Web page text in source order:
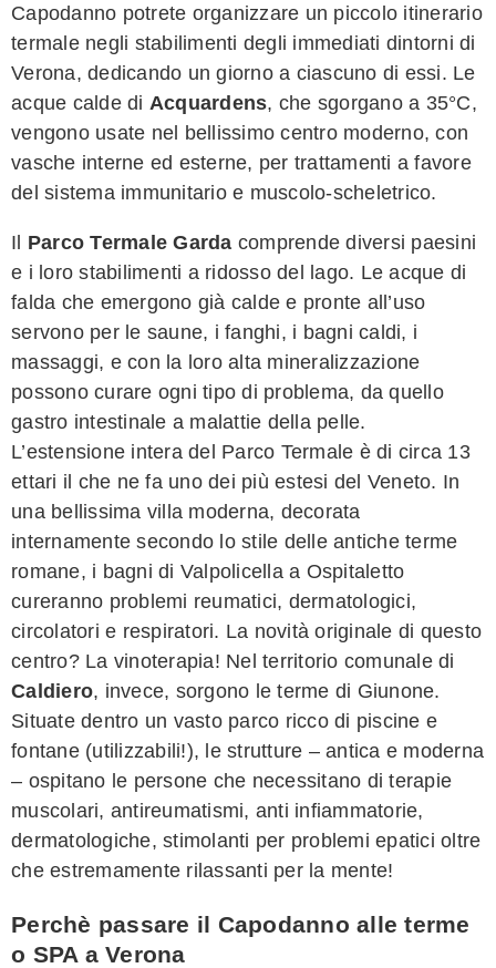
Capodanno potrete organizzare un piccolo itinerario
termale negli stabilimenti degli immediati dintorni di
Verona, dedicando un giorno a ciascuno di essi. Le
acque calde di Acquardens, che sgorgano a 35°C,
vengono usate nel bellissimo centro moderno, con
vasche interne ed esterne, per trattamenti a favore
del sistema immunitario e muscolo-scheletrico.
Il Parco Termale Garda comprende diversi paesini
e i loro stabilimenti a ridosso del lago. Le acque di
falda che emergono già calde e pronte all’uso
servono per le saune, i fanghi, i bagni caldi, i
massaggi, e con la loro alta mineralizzazione
possono curare ogni tipo di problema, da quello
gastro intestinale a malattie della pelle.
L’estensione intera del Parco Termale è di circa 13
ettari il che ne fa uno dei più estesi del Veneto. In
una bellissima villa moderna, decorata
internamente secondo lo stile delle antiche terme
romane, i bagni di Valpolicella a Ospitaletto
cureranno problemi reumatici, dermatologici,
circolatori e respiratori. La novità originale di questo
centro? La vinoterapia! Nel territorio comunale di
Caldiero, invece, sorgono le terme di Giunone.
Situate dentro un vasto parco ricco di piscine e
fontane (utilizzabili!), le strutture – antica e moderna
– ospitano le persone che necessitano di terapie
muscolari, antireumatismi, anti infiammatorie,
dermatologiche, stimolanti per problemi epatici oltre
che estremamente rilassanti per la mente!
Perchè passare il Capodanno alle terme
o SPA a Verona